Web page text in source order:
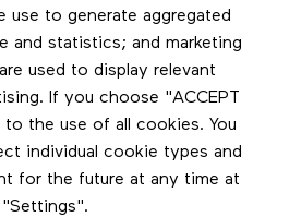
use to generate aggregated
and statistics; and marketing
used to display relevant
If you choose "ACCEPT
the use of all cookies. You
individual cookie types and
for the future at any time at
"Settings".
Instagram
Contact us
Facebook